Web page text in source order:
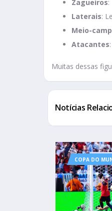
Zagueiros:
Laterais:
Meio-
Atacantes
Muitas dessas
Notícias
COPA DO